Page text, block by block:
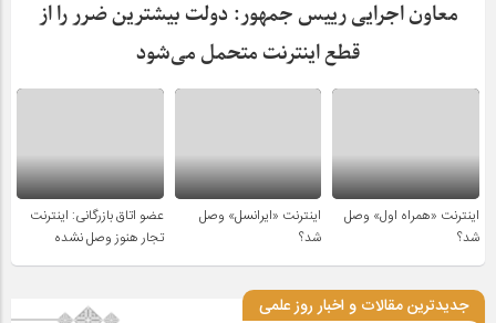
معاون اجرایی رییس جمهور: دولت بیشترین ضرر را از
قطع اینترنت متحمل می‌شود
اینترنت «همراه اول» وصل
شد؟
اینترنت «ایرانسل» وصل
شد؟
عضو اتاق بازرگانی: اینترنت
تجار هنوز وصل نشده
جدیدترین مقالات و اخبار روز علمی